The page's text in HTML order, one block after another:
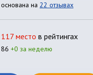
основана на 22 отзывах
117 место в рейтингах
86 +0 за неделю